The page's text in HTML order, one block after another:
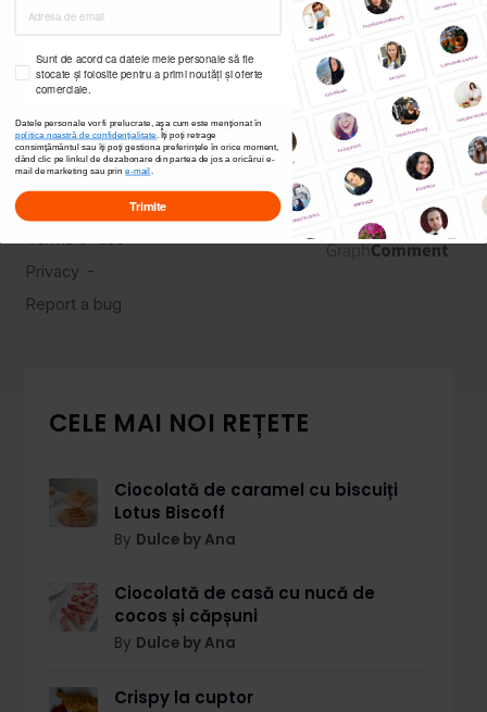
CELE MAI NOI REȚETE
Ciocolată de caramel cu biscuiți
Lotus Biscoff
By Dulce by Ana
Ciocolată de casă cu nucă de
cocos și căpșuni
By Dulce by Ana
Crispy la cuptor
Sunt de acord ca datele mele personale să fie
stocate și folosite pentru a primi noutăți și oferte
comerciale.
Datele personale vor fi prelucrate, așa cum este menționat în
politica noastră de confidențialitate . Îți poți retrage
consimțământul sau îți poți gestiona preferințele în orice moment,
dând clic pe linkul de dezabonare din partea de jos a oricărui e-
mail de marketing sau prine-mail.
Trimite